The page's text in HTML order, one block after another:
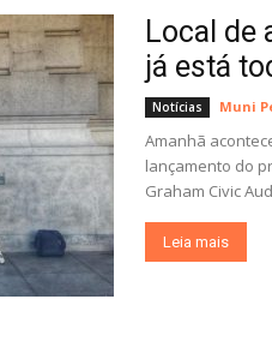
Local de
já está
Notícias Muni
Amanhã
lançamento do
Graham Civic
Leia mais